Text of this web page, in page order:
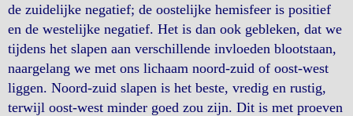
de zuidelijke negatief; de oostelijke hemisfeer is positief
en de westelijke negatief. Het is dan ook gebleken, dat we
tijdens het slapen aan verschillende invloeden blootstaan,
naargelang we met ons lichaam noord-zuid of oost-west
liggen. Noord-zuid slapen is het beste, vredig en rustig,
terwijl oost-west minder goed zou zijn. Dit is met proeven